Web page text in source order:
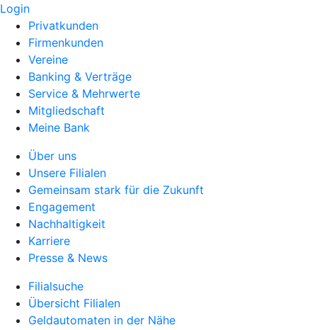
Login
Privatkunden
Firmenkunden
Vereine
Banking & Verträge
Service & Mehrwerte
Mitgliedschaft
Meine Bank
Über uns
Unsere Filialen
Gemeinsam stark für die Zukunft
Engagement
Nachhaltigkeit
Karriere
Presse & News
Filialsuche
Übersicht Filialen
Geldautomaten in der Nähe